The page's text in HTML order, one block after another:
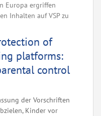
Europa ergriffen
Inhalten auf VSP zu
of
platforms:
control
der Vorschriften
Kinder vor